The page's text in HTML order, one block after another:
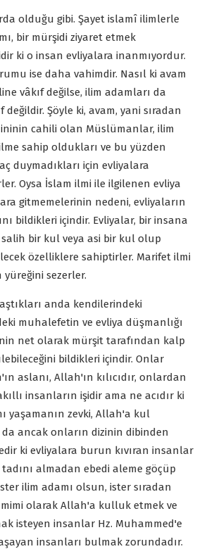
olduğu gibi. Şayet islamî ilimlerle
bir mürşidi ziyaret etmek
ki o insan evliyalara inanmıyordur.
ise daha vahimdir. Nasıl ki avam
vâkıf değilse, ilim adamları da
Şöyle ki, avam, yani sıradan
cahili olan Müslümanlar, ilim
sahip oldukları ve bu yüzden
duymadıkları için evliyalara
Oysa İslam ilmi ile ilgilenen evliya
gitmemelerinin nedeni, evliyaların
bildikleri içindir. Evliyalar, bir insana
bir kul veya asi bir kul olup
özelliklere sahiptirler. Marifet ilmi
sezerler.
anda kendilerindeki
muhalefetin ve evliya düşmanlığı
net olarak mürşit tarafından kalp
bildikleri içindir. Onlar
aslanı, Allah'ın kılıcıdır, onlardan
insanların işidir ama ne acıdır ki
yaşamanın zevki, Allah'a kul
ancak onların dizinin dibinden
ki evliyalara burun kıvıran insanlar
almadan ebedi aleme göçüp
ilim adamı olsun, ister sıradan
olarak Allah'a kulluk etmek ve
isteyen insanlar Hz. Muhammed'e
insanları bulmak zorundadır.